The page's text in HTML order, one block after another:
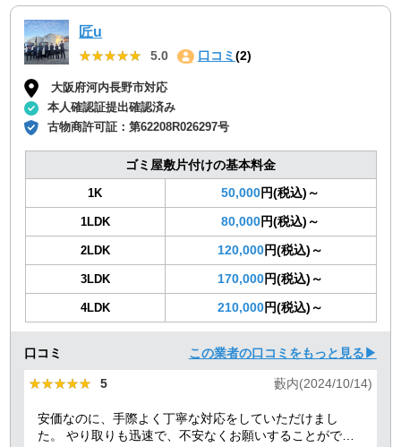
匠u
★★★★★
★★★★★ 5.0 口コミ (2)
大阪府河内長野市対応
本人確認証提出確認済み
古物商許可証：第62208R026297号
ゴミ屋敷片付けの基本料金
1K 50,000円(税込)～
1LDK 80,000円(税込)～
2LDK 120,000円(税込)～
3LDK 170,000円(税込)～
4LDK 210,000円(税込)～
口コミ この業者の口コミをもっと見る▶
★★★★★
★★★★★ 5 藪内(2024/10/14)
安価なのに、手際よく丁寧な対応をしていただけまし
た。 やり取りも迅速で、不安なくお願いすることができ